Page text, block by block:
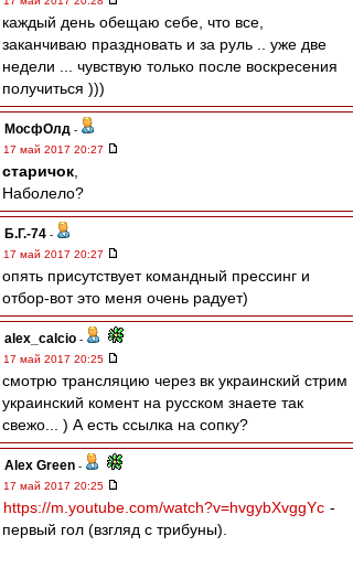
каждый день обещаю себе, что все,
заканчиваю праздновать и за руль .. уже две
недели ... чувствую только после воскресения
получиться )))
МосфОлд -
17 май 2017 20:27
старичок
Наболело?
Б.Г.-74 -
17 май 2017 20:27
опять присутствует командный прессинг и
отбор-вот это меня очень радует)
alex_calcio -
17 май 2017 20:25
смотрю трансляцию через вк украинский стрим
украинский комент на русском знаете так
свежо... ) А есть ссылка на сопку?
Alex Green -
17 май 2017 20:25
https://m.youtube.com/watch?v=hvgybXvggYc -
первый гол (взгляд с трибуны).